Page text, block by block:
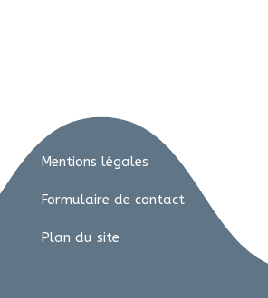
Mentions légales
Formulaire de contact
Plan du site